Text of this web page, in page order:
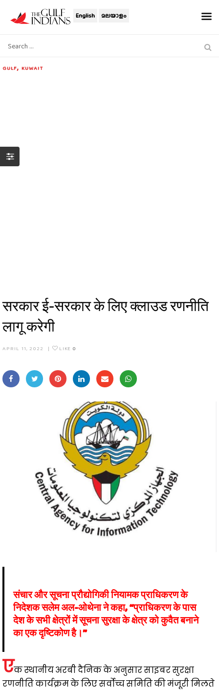
English മലയാളം
GULF, KUWAIT
सरकार ई-सरकार के लिए क्लाउड रणनीति
लागू करेगी
APRIL 11, 2022 | LIKE 0
संचार और सूचना प्रौद्योगिकी नियामक प्राधिकरण के
निदेशक सलेम अल-ओथेना ने कहा, “प्राधिकरण के पास
देश के सभी क्षेत्रों में सूचना सुरक्षा के क्षेत्र को कुवैत बनाने
का एक दृष्टिकोण है।”
एक स्थानीय अरबी दैनिक के अनुसार साइबर सुरक्षा
रणनीति कार्यक्रम के लिए सर्वोच्च समिति की मंजूरी मिलते